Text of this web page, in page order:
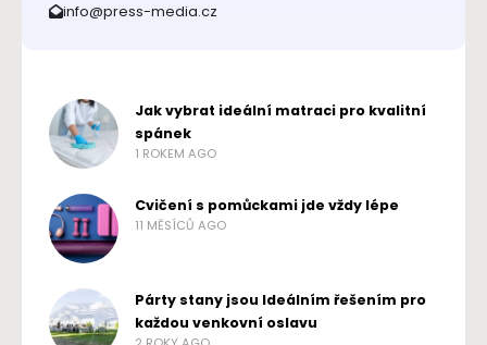
info@press-media.cz
Jak vybrat ideální matraci pro kvalitní
spánek
1 ROKEM AGO
Cvičení s pomůckami jde vždy lépe
11 MĚSÍCŮ AGO
Párty stany jsou Ideálním řešením pro
každou venkovní oslavu